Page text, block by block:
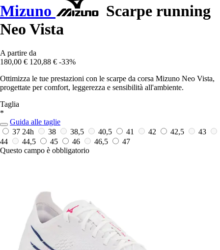
Mizuno
Scarpe running
Neo Vista
A partire da
180,00 € 120,88 € -33%
Ottimizza le tue prestazioni con le scarpe da corsa Mizuno Neo Vista,
progettate per comfort, leggerezza e sensibilità all'ambiente.
Taglia
*
Guida alle taglie
37 24h 38 38,5 40,5 41 42 42,5
43
44
44,5 45 46 46,5
47
Questo campo è obbligatorio